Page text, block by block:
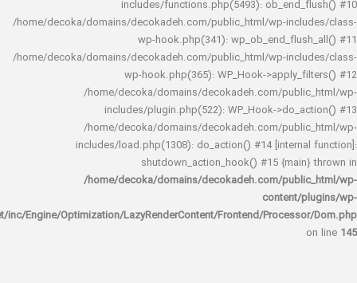
includes/functions.php(5493):
/home/decoka/domains/decokadeh.com/public_html/wp-
wp-hook.php(341):
/home/decoka/domains/decokadeh.com/public_html/wp-
wp-hook.php(365): WP_Hook-
/home/decoka/domains/decokadeh.com/
includes/plugin.php(522): WP_Hook-
/home/decoka/domains/decokadeh.com/
includes/load.php(1308): do_action() #14
shutdown_action_hook() #15
/home/decoka/domains/decokadeh.com/
rocket/inc/Engine/Optimization/LazyRenderContent/Frontend/